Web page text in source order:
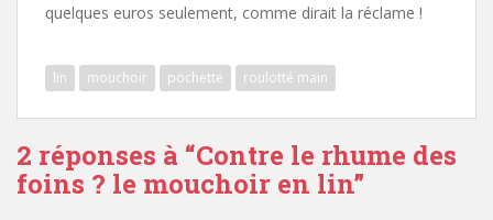
quelques euros seulement, comme dirait la réclame !
lin mouchoir pochette roulotté main
2 réponses à “Contre le rhume des
foins ? le mouchoir en lin”